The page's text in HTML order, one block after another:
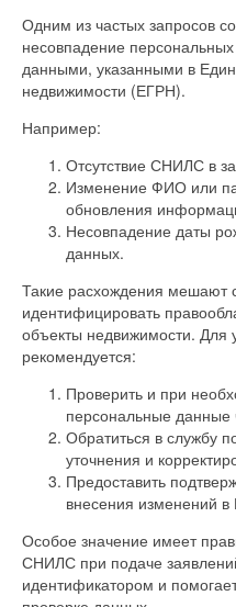
Одним из частых запросов
несовпадение
данными, указанными в
недвижимости (ЕГРН).
Например:
Отсутствие СНИЛС в
Изменение ФИО или
обновления
Несовпадение даты
данных.
Такие расхождения мешают
идентифицировать
объекты недвижимости. Для
рекомендуется:
Проверить и при
персональные данные
Обратиться в службу
уточнения и
Предоставить
внесения изменений
Особое значение имеет
СНИЛС при подаче
идентификатором и